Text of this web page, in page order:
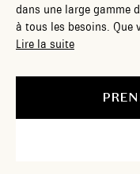
dans une large gamme
à tous les besoins. Que
intérieur en toute
satisfaire.
Lire la suite